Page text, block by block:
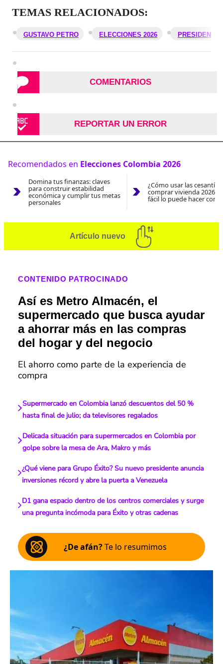
TEMAS RELACIONADOS:
GUSTAVO PETRO ELECCIONES 2026 PRESIDENTE
COMENTARIOS
REPORTAR UN ERROR
Recomendados en Elecciones Colombia 2026
Domina tus finanzas: claves
para construir estabilidad
económica y cumplir tus metas
personales
¿Cómo usar las
comprar vivienda 2026?
fácil lo puede hacer con
Artículo nuevo
CONTENIDO PATROCINADO
Así es Metro Almacén, el
supermercado que busca ayudar
a ahorrar más en las compras
del hogar y del negocio
El ahorro como parte de la experiencia de
compra
Supermercado en Colombia lanzó descuentos del 50 %
hasta final de julio; da televisores regalados
Delicada situación para supermercados en Colombia por
golpe sobre la mesa de Ara, Makro y más
¿Qué viene para Grupo Éxito? Su nuevo presidente anuncia
inversiones récord y abre la puerta a Venezuela
D1 gana espacio dentro de los centros comerciales y surge
una pregunta incómoda para Éxito y otras cadenas
¿De afán?Te lo resumimos